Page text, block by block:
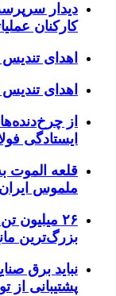
دیدار
کارکنان
اهدای
اهدای
ایستادگی
قلعه الموت
ملموس
۲۶
بزرگ‌ترین
نباید برق
پشتیبانی از